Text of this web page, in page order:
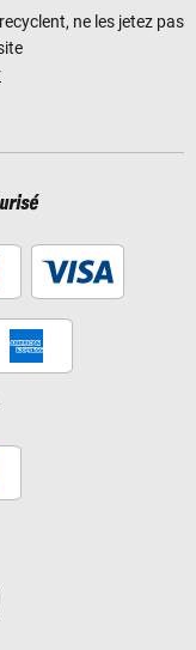
ne les jetez pas